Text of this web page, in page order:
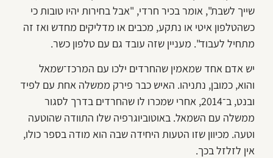
שייך לשבת", אומר בכיר חרדי, "אבל בחירות יהיו טובות כי
כשהטלפון איטי או נתקע, מכבים או מדליקים מחדש ואז זה
מתחיל לעבוד". מעניין שזה עובד גם עם טלפון כשר.
יש אדם אחד שמאמין שהחרדים ילכו עם המרכז־שמאל
והוא, כמובן, נתניהו. האיש כבר פירק ממשלה אחת עם לפיד
ובנט, ב־2014, אחרי שמכרו לו שהחרדים בדרך לסגור
ממשלה עם השמאל. באוטוביוגרפיה שלו התוודה שהוטעה
וטעה. מכיוון שזו הטעות היחידה שבה הוא מודה בספר כולו,
אין לזלזל בכך.